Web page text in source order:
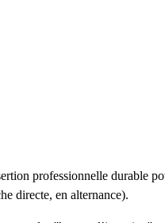
professionnelle durable
directe, en alternance).